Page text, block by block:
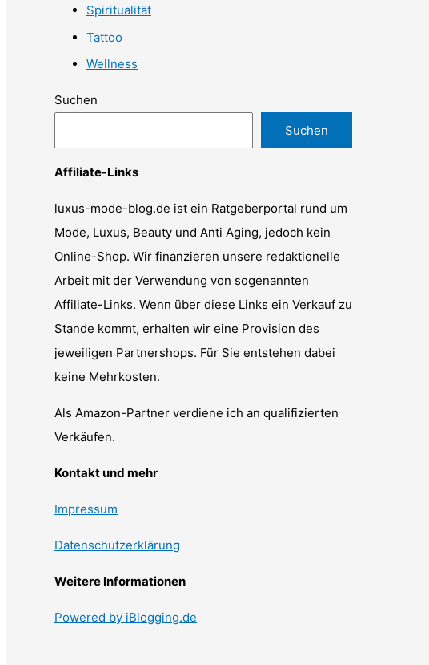
Spiritualität
Tattoo
Wellness
Suchen
Suchen
Affiliate-Links
luxus-mode-blog.de ist ein Ratgeberportal rund um
Mode, Luxus, Beauty und Anti Aging, jedoch kein
Online-Shop. Wir finanzieren unsere redaktionelle
Arbeit mit der Verwendung von sogenannten
Affiliate-Links. Wenn über diese Links ein Verkauf zu
Stande kommt, erhalten wir eine Provision des
jeweiligen Partnershops. Für Sie entstehen dabei
keine Mehrkosten.
Als Amazon-Partner verdiene ich an qualifizierten
Verkäufen.
Kontakt und mehr
Impressum
Datenschutzerklärung
Weitere Informationen
Powered by iBlogging.de